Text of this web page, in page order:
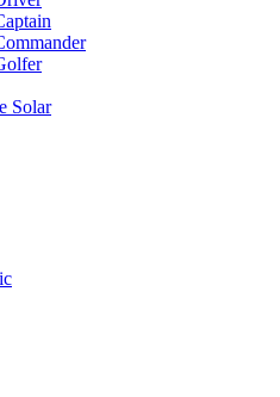
Solar